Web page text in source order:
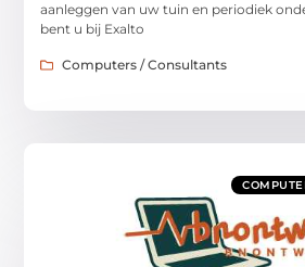
aanleggen van uw tuin en periodiek
bent u bij Exalto
Computers / Consultants